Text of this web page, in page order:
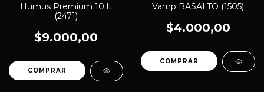
Humus Premium 10 lt
(2471)
$9.000,00
Vamp BASALTO (1505)
$4.000,00